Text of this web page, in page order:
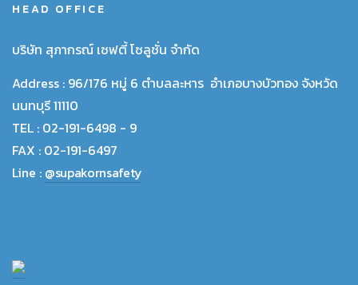
HEAD OFFICE
บริษัท สุภากรณ์ เซฟตี้ โซลูชั่น จำกัด
Address : 96/176 หมู่ 6 ตำบลละหาร อำเภอบางบัวทอง จังหวัด
นนทบุรี 11110
TEL : 02-191-6498 - 9
FAX : 02-191-6497
Line : @supakornsafety